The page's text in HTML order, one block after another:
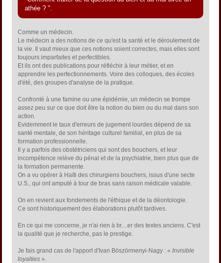
athée ? ".
Comme un médecin.
Le médecin a des notions de ce qu'est la santé et le déroulement de
la vie. Il vaut mieux que ces notions soient correctes, mais elles sont
toujours imparfaites et perfectibles.
Et ils ont des publications pour réfléchir à leur métier, et en
apprendre les perfectionnements. Voire des colloques, des écoles
d'été, des groupes d'analyse de la pratique.
Confronté à une famine ou une épidémie, un médecin se trompe
assez peu sur ce que doit être la notion du bien ou du mal dans son
action.
Evidemment le taux d'erreurs de jugement lourdes dépend de sa
santé mentale, de son héritage culturel familial, en plus de sa
formation professionnelle.
Il y a parfois des obstétriciens qui sont des bouchers, et leur
incompétence relève du pénal et de la psychiatrie, bien plus que de
la formation permanente.
On a vu opérer à Haïti des chirurgiens bouchers, issus d'une secte
U.S., qui ont amputé à tour de bras sans raison médicale valable.
On en revient aux fondements de l'éthique et de la déontologie.
Ce sont historiquement des élaborations plutôt tardives.
En ce qui me concerne, je n'ai rien à br....er des textes anciens. C'est
la qualité que je recherche, pas le prestige.
Je fais grand cas de l'apport d'Ivan Böszörmenyi-Nagy : «Invisible
loyalties ».